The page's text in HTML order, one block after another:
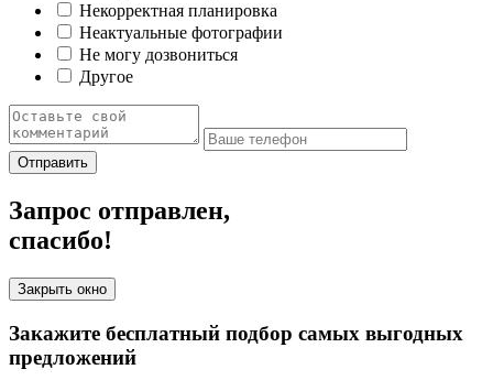
Некорректная планировка
Неактуальные фотографии
Не могу дозвониться
Другое
Отправить
Запрос отправлен,
спасибо!
Закрыть окно
Закажите бесплатный подбор самых выгодных
предложений